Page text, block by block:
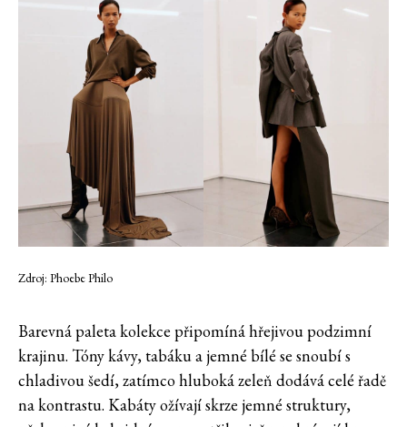
Zdroj: Phoebe Philo
Barevná paleta kolekce připomíná hřejivou podzimní
krajinu. Tóny kávy, tabáku a jemné bílé se snoubí s
chladivou šedí, zatímco hluboká zeleň dodává celé řadě
na kontrastu. Kabáty ožívají skrze jemné struktury,